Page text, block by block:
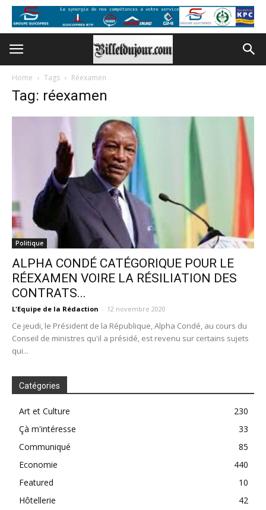
Home Tags Réexamen
Tag: réexamen
Politique
ALPHA CONDÉ CATÉGORIQUE POUR LE
RÉEXAMEN VOIRE LA RÉSILIATION DES
CONTRATS...
L'Equipe de la Rédaction - 12 novembre 2020
Ce jeudi, le Président de la République, Alpha Condé, au cours du
Conseil de ministres qu'il a présidé, est revenu sur certains sujets
qui...
Catégories
Art et Culture
230
Çà m'intéresse
33
Communiqué
85
Economie
440
Featured
10
Hôtellerie
42